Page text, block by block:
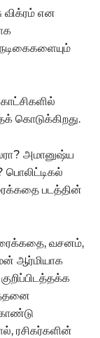
விக்ரம் என
நடிகைகளையும்
கொடுக்கிறது.
அமானுஷ்ய
பொலிட்டிகல்
படத்தின்
வசனம்,
ஆர்மியாக
ரசிகர்களின்